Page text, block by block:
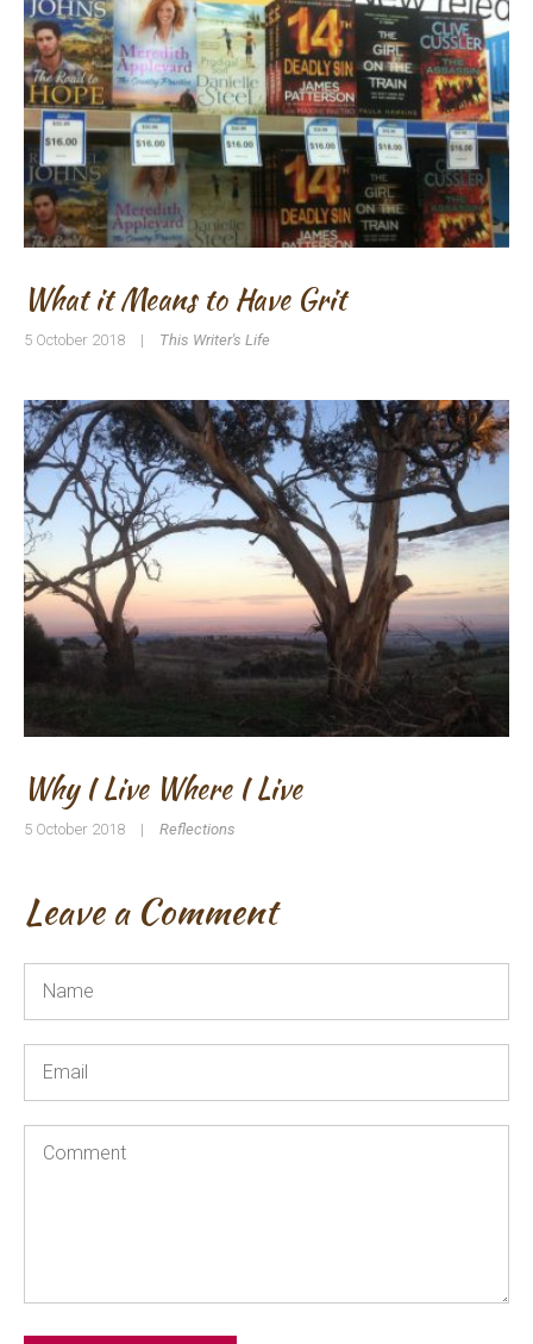
What it Means to Have Grit
5 October 2018 | This Writer's Life
Why I Live Where I Live
5 October 2018 | Reflections
Leave a Comment